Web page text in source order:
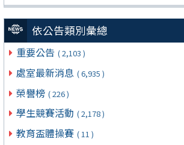
依公告類別彙總
重要公告 ( 2,103 )
處室最新消息 ( 6,935 )
榮譽榜 ( 226 )
學生競賽活動 ( 2,178 )
教育盃體操賽 ( 11 )